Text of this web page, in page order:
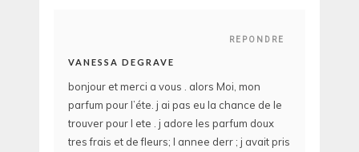
REPONDRE
VANESSA DEGRAVE
bonjour et merci a vous . alors Moi, mon
parfum pour l’éte. j ai pas eu la chance de le
trouver pour l ete . j adore les parfum doux
tres frais et de fleurs; l annee derr ; j avait pris